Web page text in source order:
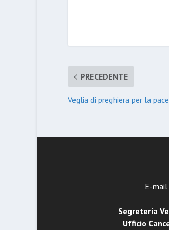
PRECEDENTE
Veglia di preghiera per la pace
E-mail
Segreteria
Ufficio